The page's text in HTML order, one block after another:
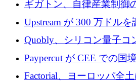
ラウンドを獲得
ギガトン、自律産業制御
ルを調達
Upstream が 300 万ドル
Xavier Niel が支援する共
げる
Quobly、シリコン量子コ
商用化のためにシリーズ
ーロを調達
Paypercut が CEE での国
拡大するために 500 万ユ
Factorial、ヨーロッパ全